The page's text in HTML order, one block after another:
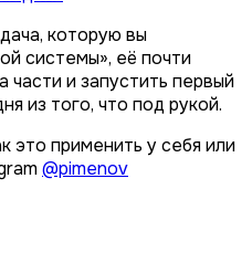
которую вы
системы», её почти
и запустить первый
из того, что под рукой.
это применить у себя или
@pimenov